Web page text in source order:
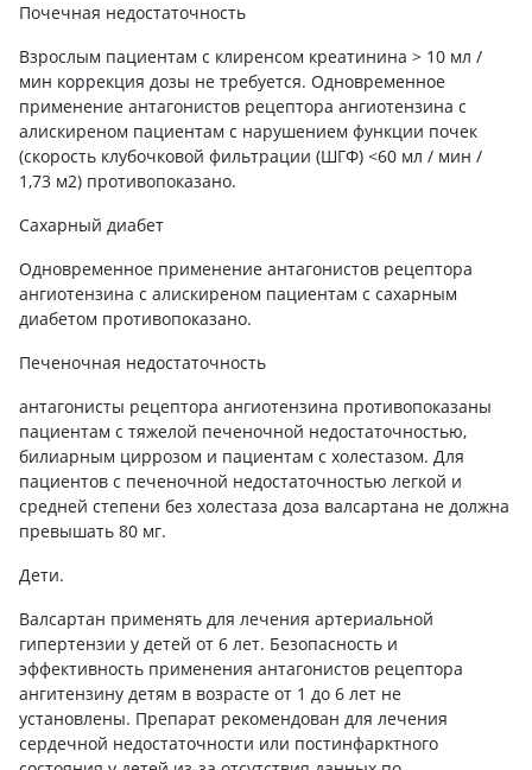
Почечная недостаточность
Взрослым пациентам с клиренсом креатинина > 10 мл /
мин коррекция дозы не требуется. Одновременное
применение антагонистов рецептора ангиотензина с
алискиреном пациентам с нарушением функции почек
(скорость клубочковой фильтрации (ШГФ) <60 мл / мин /
1,73 м2) противопоказано.
Сахарный диабет
Одновременное применение антагонистов рецептора
ангиотензина с алискиреном пациентам с сахарным
диабетом противопоказано.
Печеночная недостаточность
антагонисты рецептора ангиотензина противопоказаны
пациентам с тяжелой печеночной недостаточностью,
билиарным циррозом и пациентам с холестазом. Для
пациентов с печеночной недостаточностью легкой и
средней степени без холестаза доза валсартана не должна
превышать 80 мг.
Дети.
Валсартан применять для лечения артериальной
гипертензии у детей от 6 лет. Безопасность и
эффективность применения антагонистов рецептора
ангитензину детям в возрасте от 1 до 6 лет не
установлены. Препарат рекомендован для лечения
сердечной недостаточности или постинфарктного